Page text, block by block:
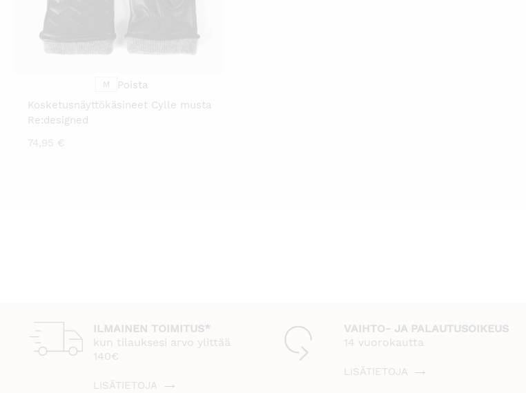
MUUNNELMA.
VOIT
TEHDÄ
SIVULLA.
M
Poista
Kosketusnäyttökäsineet Cylle musta
Re:designed
74,95 €
ILMAINEN TOIMITUS*
kun tilauksesi arvo ylittää
140€
LISÄTIETOJA
VAIHTO- JA PALAUTUSOIKEUS
14 vuorokautta
LISÄTIETOJA